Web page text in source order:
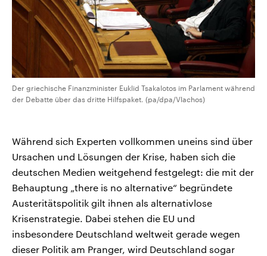
Der griechische Finanzminister Euklid Tsakalotos im Parlament während
der Debatte über das dritte Hilfspaket. (pa/dpa/Vlachos)
Während sich Experten vollkommen uneins sind über
Ursachen und Lösungen der Krise, haben sich die
deutschen Medien weitgehend festgelegt: die mit der
Behauptung „there is no alternative“ begründete
Austeritätspolitik gilt ihnen als alternativlose
Krisenstrategie. Dabei stehen die EU und
insbesondere Deutschland weltweit gerade wegen
dieser Politik am Pranger, wird Deutschland sogar